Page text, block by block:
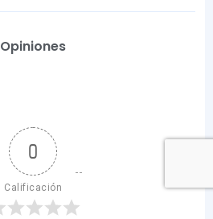
Opiniones
0
Calificación